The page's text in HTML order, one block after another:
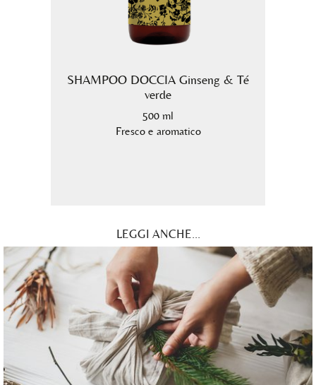
SHAMPOO DOCCIA Ginseng & Té
verde
500 ml
Fresco e aromatico
LEGGI ANCHE...